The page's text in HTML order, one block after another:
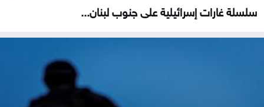
سلسلة غارات إسرائيلية على جنوب لبنان...